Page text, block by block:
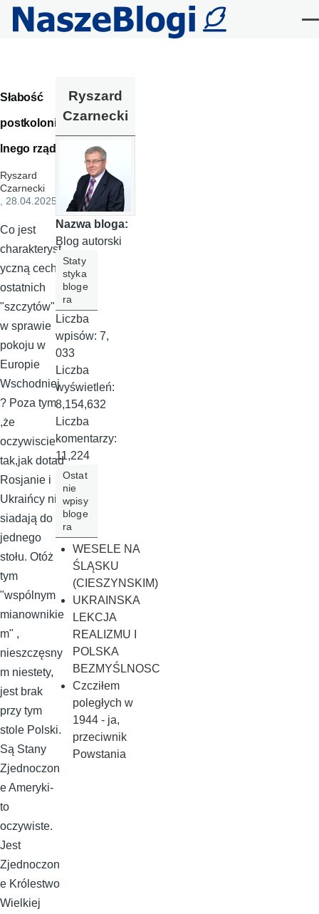
Przejdź do treści
Słabość
postkolonia
lnego rządu
Ryszard
Czarnecki
, 28.04.2025
Co jest
charakteryst
yczną cechą
ostatnich
"szczytów"
w sprawie
pokoju w
Europie
Wschodniej
? Poza tym
,że
oczywiscie
tak,jak dotąd
Rosjanie i
Ukraińcy nie
siadają do
jednego
stołu. Otóż
tym
"wspólnym
mianownikie
m" ,
nieszczęsny
m niestety,
jest brak
przy tym
stole Polski.
Są Stany
Zjednoczon
e Ameryki-
to
oczywiste.
Jest
Zjednoczon
e Królestwo
Wielkiej
Ryszard
Czarnecki
Nazwa bloga:
Blog autorski
Staty
styka
bloge
ra
Liczba
wpisów: 7,
033
Liczba
wyświetleń:
8,154,632
Liczba
komentarzy:
11,224
Ostat
nie
wpisy
bloge
ra
WESELE NA
ŚLĄSKU
(CIESZYNSKIM)
UKRAINSKA
LEKCJA
REALIZMU I
POLSKA
BEZMYŚLNOSC
Czcziłem
poległych w
1944 - ja,
przeciwnik
Powstania